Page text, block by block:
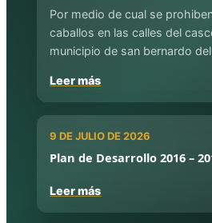
Por medio de cual se
caballos en las calles del
municipio de san bernardo
Leer más
9 DE JULIO DE 2026
Plan de Desarrollo 2016 –
Leer más